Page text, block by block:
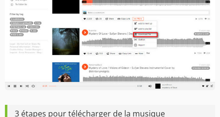
3 étapes pour télécharger de la musique